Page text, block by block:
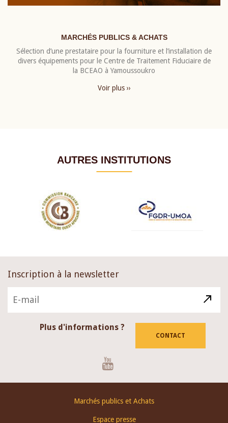
MARCHÉS PUBLICS & ACHATS
Sélection d’une prestataire pour la fourniture et l’installation de
divers équipements pour le Centre de Traitement Fiduciaire de
la BCEAO à Yamoussoukro
Voir plus ››
AUTRES INSTITUTIONS
Inscription à la newsletter
Plus d'informations ?
CONTACT
Marchés publics et Achats
Espace presse